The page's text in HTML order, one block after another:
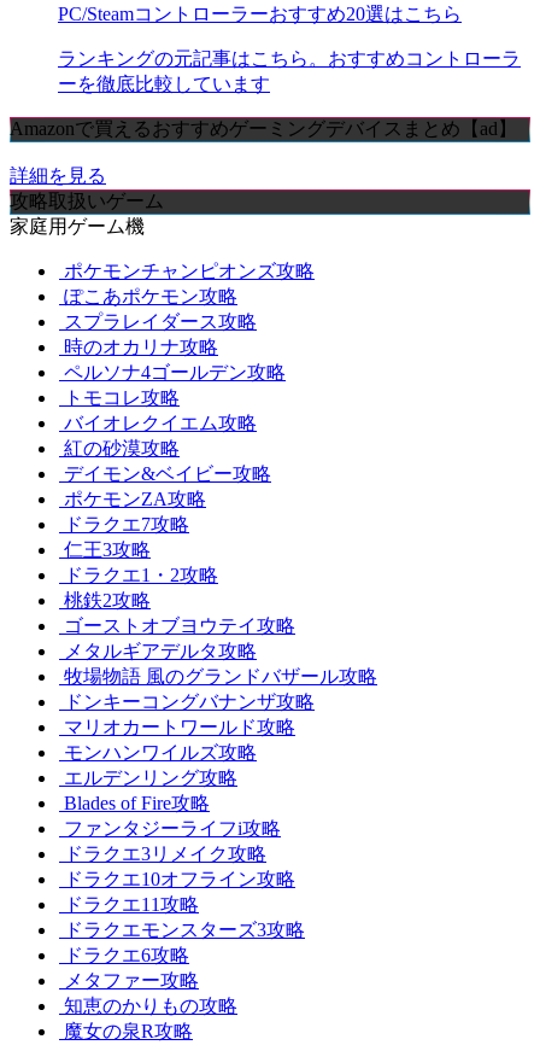
PC/Steamコントローラーおすすめ20選はこちら
ランキングの元記事はこちら。おすすめコントローラ
ーを徹底比較しています
Amazonで買えるおすすめゲーミングデバイスまとめ【ad】
詳細を見る
攻略取扱いゲーム
家庭用ゲーム機
ポケモンチャンピオンズ攻略
ぽこあポケモン攻略
スプラレイダース攻略
時のオカリナ攻略
ペルソナ4ゴールデン攻略
トモコレ攻略
バイオレクイエム攻略
紅の砂漠攻略
デイモン&ベイビー攻略
ポケモンZA攻略
ドラクエ7攻略
仁王3攻略
ドラクエ1・2攻略
桃鉄2攻略
ゴーストオブヨウテイ攻略
メタルギアデルタ攻略
牧場物語 風のグランドバザール攻略
ドンキーコングバナンザ攻略
マリオカートワールド攻略
モンハンワイルズ攻略
エルデンリング攻略
Blades of Fire攻略
ファンタジーライフi攻略
ドラクエ3リメイク攻略
ドラクエ10オフライン攻略
ドラクエ11攻略
ドラクエモンスターズ3攻略
ドラクエ6攻略
メタファー攻略
知恵のかりもの攻略
魔女の泉R攻略